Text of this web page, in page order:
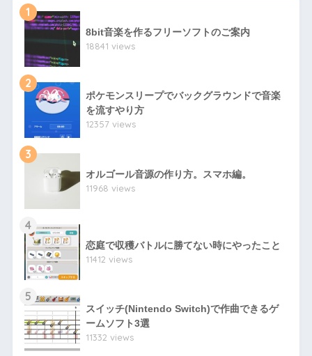
1
8bit音楽を作るフリーソフトのご案内
18841 views
2
ポケモンスリープでバックグラウンドで音楽
を流すやり方
12357 views
3
オルゴール音源の作り方。スマホ編。
11968 views
4
恋庭で収穫バトルに勝てない時にやったこと
11412 views
5
スイッチ(Nintendo Switch)で作曲できるゲ
ームソフト3選
11332 views